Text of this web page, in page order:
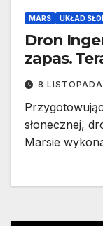
MARS UKŁAD
Dron
zapas.
8
słonecznej,
Marsie